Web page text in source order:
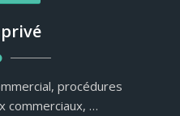
procédures
commerciaux, …